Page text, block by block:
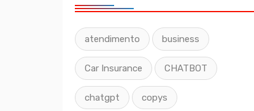
atendimento business
Car Insurance CHATBOT
chatgpt copys